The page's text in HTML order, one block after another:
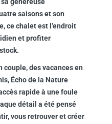
saisons et son
ce chalet est l’endroit
et profiter
couple, des vacances en
Écho de la Nature
rapide à une foule
détail a été pensé
vous retrouver et créer